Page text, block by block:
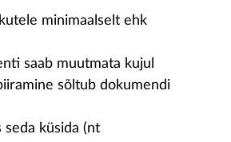
minimaalselt ehk
saab muutmata kujul
sõltub dokumendi
seda küsida (nt